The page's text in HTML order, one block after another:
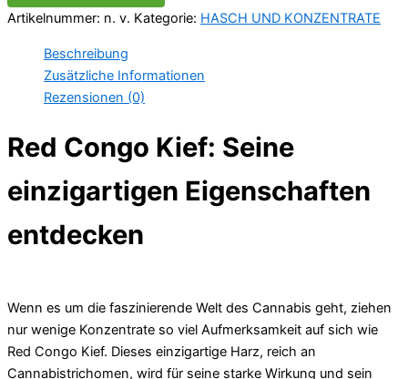
Artikelnummer: n. v. Kategorie: HASCH UND KONZENTRATE
Beschreibung
Zusätzliche Informationen
Rezensionen (0)
Red Congo Kief: Seine
einzigartigen Eigenschaften
entdecken
Wenn es um die faszinierende Welt des Cannabis geht, ziehen
nur wenige Konzentrate so viel Aufmerksamkeit auf sich wie
Red Congo Kief. Dieses einzigartige Harz, reich an
Cannabistrichomen, wird für seine starke Wirkung und sein